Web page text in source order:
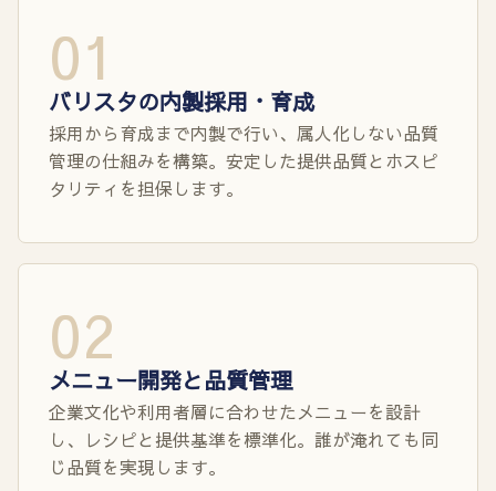
01
バリスタの内製採用・育成
採用から育成まで内製で行い、属人化しない品質
管理の仕組みを構築。安定した提供品質とホスピ
タリティを担保します。
02
メニュー開発と品質管理
企業文化や利用者層に合わせたメニューを設計
し、レシピと提供基準を標準化。誰が淹れても同
じ品質を実現します。